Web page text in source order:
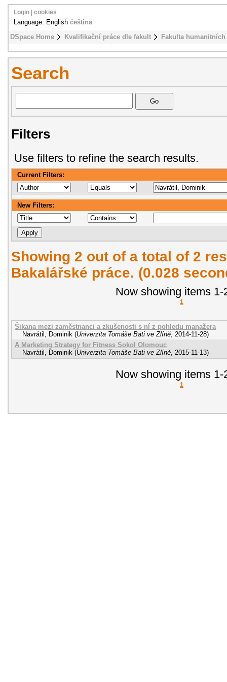
DSpace Home Kvalifikační práce dle fakult Fakulta
Login cookies
Language: English čeština
Search
Filters
Use filters to refine the search results.
Current Filters:
New Filters:
Showing 2 out of a total of 2
Bakalářské práce. (0.028
Now showing items 1-
1
Šikana mezi zaměstnanci a zkušenosti s ní z pohledu manažera
Navrátil, Dominik (Univerzita Tomáše Bati ve Zlíně, 2014-11-28)
A Marketing Strategy for Fitness Sokol Olomouc
Navrátil, Dominik (Univerzita Tomáše Bati ve Zlíně, 2015-11-13)
Now showing items 1-
1